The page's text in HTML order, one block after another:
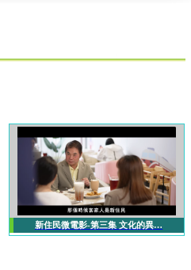
新住民微電影-第三集 文化的異…